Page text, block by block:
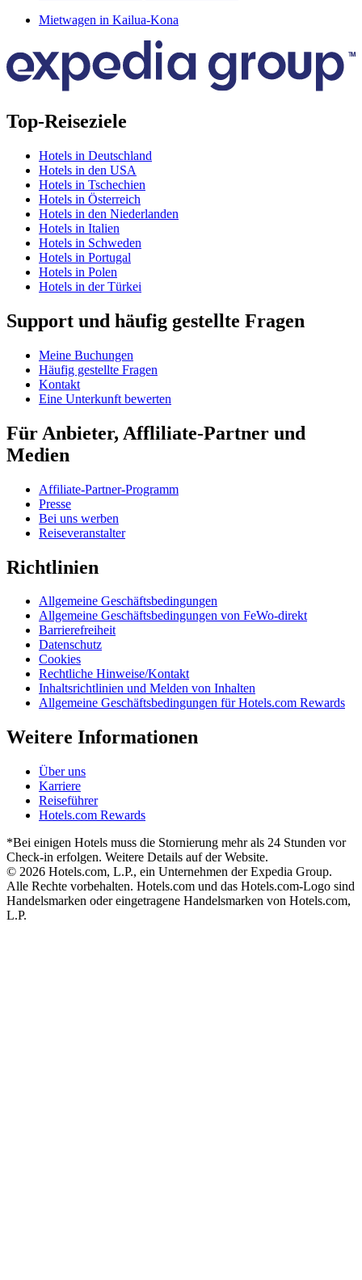
Mietwagen in Kailua-Kona
Top-Reiseziele
Hotels in Deutschland
Hotels in den USA
Hotels in Tschechien
Hotels in Österreich
Hotels in den Niederlanden
Hotels in Italien
Hotels in Schweden
Hotels in Portugal
Hotels in Polen
Hotels in der Türkei
Support und häufig gestellte Fragen
Meine Buchungen
Häufig gestellte Fragen
Kontakt
Eine Unterkunft bewerten
Für Anbieter, Affliliate-Partner und
Medien
Affiliate-Partner-Programm
Presse
Bei uns werben
Reiseveranstalter
Richtlinien
Allgemeine Geschäftsbedingungen
Allgemeine Geschäftsbedingungen von FeWo-direkt
Barrierefreiheit
Datenschutz
Cookies
Rechtliche Hinweise/Kontakt
Inhaltsrichtlinien und Melden von Inhalten
Allgemeine Geschäftsbedingungen für Hotels.com Rewards
Weitere Informationen
Über uns
Karriere
Reiseführer
Hotels.com Rewards
*Bei einigen Hotels muss die Stornierung mehr als 24 Stunden vor
Check-in erfolgen. Weitere Details auf der Website.
© 2026 Hotels.com, L.P., ein Unternehmen der Expedia Group.
Alle Rechte vorbehalten. Hotels.com und das Hotels.com-Logo sind
Handelsmarken oder eingetragene Handelsmarken von Hotels.com,
L.P.